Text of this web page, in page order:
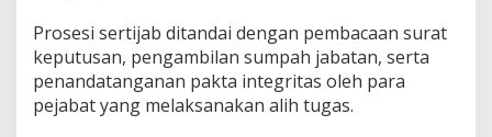
m
l
a
h
Prosesi sertijab ditandai dengan pembacaan surat
keputusan, pengambilan sumpah jabatan, serta
penandatanganan pakta integritas oleh para
pejabat yang melaksanakan alih tugas.